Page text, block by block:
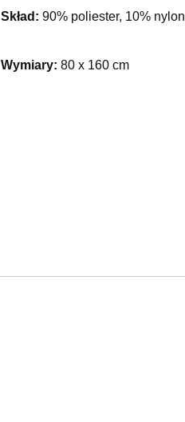
Skład: 90% poliester, 10% nylon
Wymiary: 80 x 160 cm